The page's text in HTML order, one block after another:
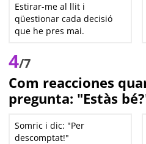
Estirar-me al llit i
qüestionar cada decisió
que he pres mai.
4/7
Com reacciones
pregunta: "Estàs
Somric i dic: "Per
descomptat!"